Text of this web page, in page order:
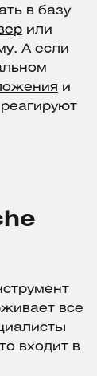
в базу
или
А если
и
все
входит в